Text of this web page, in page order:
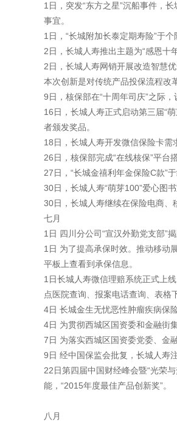
1日，突发“东方之星”沉船事件，
事宜。
1日，“长城附加长泰定期寿险”于
2日，长城人寿推出主题为“感恩十
2日，长城人寿网销开展改造智慧
本次创新是对传统产品投保流程改
9日，核保部在“十周年司庆”之际
16日，长城人寿正式启动第三届“
者颁发奖品。
18日，长城人寿开发微信保险卡需
26日，核保部完成“在线核保”平台
27日，“长城金禧利年金保险C款”
30日，长城人寿“萌芽100”爱心图
30日，长城人寿继续在保险电商、
七月
1日 四川分公司“宣汉外勤党支部”
1日 为了提高承保时效。推动移动
平板上查看到承保信息。
1日长城人寿微信理赔系统正式上
点医院查询、报案电话查询、表格
4日 长城金生无忧恶性肿瘤疾病保
4日 为贯彻西城区国资委和金融街
7日 为落实西城区国资委党委、金
9日 经中国保监会批复，长城人寿
22日第四届中国财经峰会暨“光荣
能，“2015年度最佳产品创新奖”。
八月